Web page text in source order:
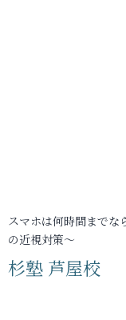
スマホは何時間までな
の近視対策～
杉塾 芦屋校